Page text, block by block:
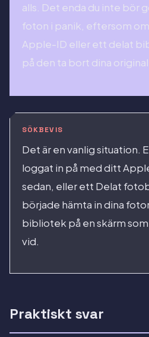
alls. Det enda du inte bör
foton i panik, eftersom
Apple-ID eller ett delat
på den ta bort dina
SÖKBEVIS
Det är en vanlig situation.
loggat in på med ditt
sedan, eller ett Delat
började hämta in dina
bibliotek på en skärm
vid.
Praktiskt svar